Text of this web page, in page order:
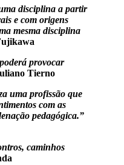
disciplina a partir
e com origens
mesma disciplina
provocar
Tierno
uma profissão que
com as
pedagógica.”
caminhos